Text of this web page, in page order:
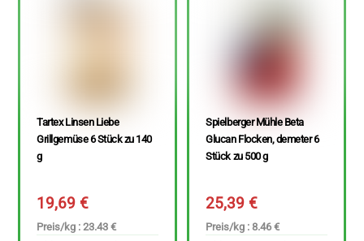
Tartex Linsen Liebe
Grillgemüse 6 Stück zu 140
g
19,69€
Preis/kg : 23.43 €
Spielberger Mühle Beta
Glucan Flocken, demeter 6
Stück zu 500 g
25,39€
Preis/kg : 8.46 €